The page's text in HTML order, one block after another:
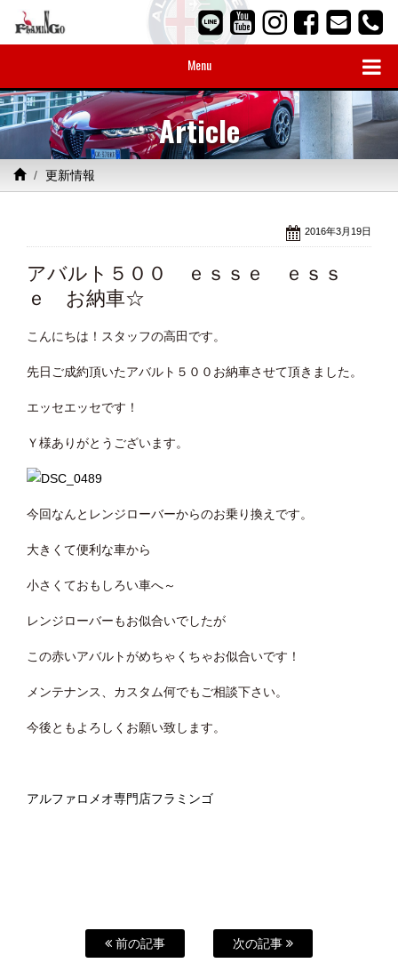
Menu
Article
更新情報
2016年3月19日
アバルト５００ ｅｓｓｅ ｅｓｓ
ｅ お納車☆
こんにちは！スタッフの高田です。
先日ご成約頂いたアバルト５００お納車させて頂きました。
エッセエッセです！
Ｙ様ありがとうございます。
今回なんとレンジローバーからのお乗り換えです。
大きくて便利な車から
小さくておもしろい車へ～
レンジローバーもお似合いでしたが
この赤いアバルトがめちゃくちゃお似合いです！
メンテナンス、カスタム何でもご相談下さい。
今後ともよろしくお願い致します。
アルファロメオ専門店フラミンゴ
前の記事 次の記事